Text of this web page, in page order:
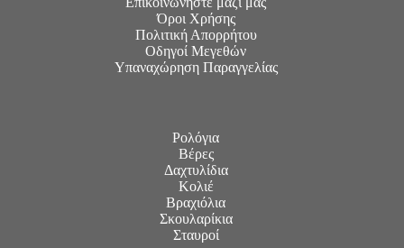
Όροι Χρήσης
Πολιτική Απορρήτου
Οδηγοί Μεγεθών
Υπαναχώρηση Παραγγελίας
Ρολόγια
Βέρες
Δαχτυλίδια
Κολιέ
Βραχιόλια
Σκουλαρίκια
Σταυροί